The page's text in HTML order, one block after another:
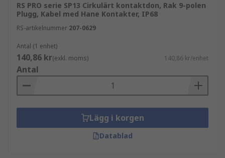
RS PRO serie SP13 Cirkulärt kontaktdon, Rak 9-polen
Plugg, Kabel med Hane Kontakter, IP68
RS-artikelnummer 207-0629
Antal (1 enhet)
140,86 kr(exkl. moms) 140,86 kr/enhet
Antal
Lägg i korgen
Datablad